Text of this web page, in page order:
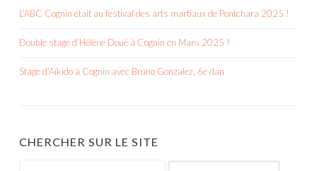
L’ABC Cognin était au festival des arts martiaux de Pontchara 2025 !
Double stage d’Hélène Doué à Cognin en Mars 2025 !
Stage d’Aïkido à Cognin avec Bruno Gonzalez, 6e dan
CHERCHER SUR LE SITE